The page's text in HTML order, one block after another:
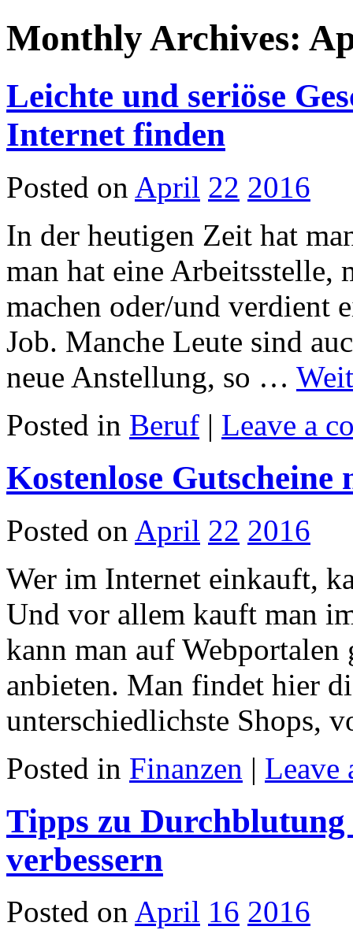
Monthly Archives:
Leichte und seriöse
Internet finden
Posted on April 22 2016
In der heutigen Zeit hat
man hat eine Arbeitsstelle,
machen oder/und verdient
Job. Manche Leute sind
neue Anstellung, so …
Posted in Beruf | Leave a
Kostenlose Gutscheine
Posted on April 22 2016
Wer im Internet einkauft,
Und vor allem kauft man
kann man auf Webportalen
anbieten. Man findet hier
unterschiedlichste Shops,
Posted in Finanzen | Leave
Tipps zu Durchblutung
verbessern
Posted on April 16 2016